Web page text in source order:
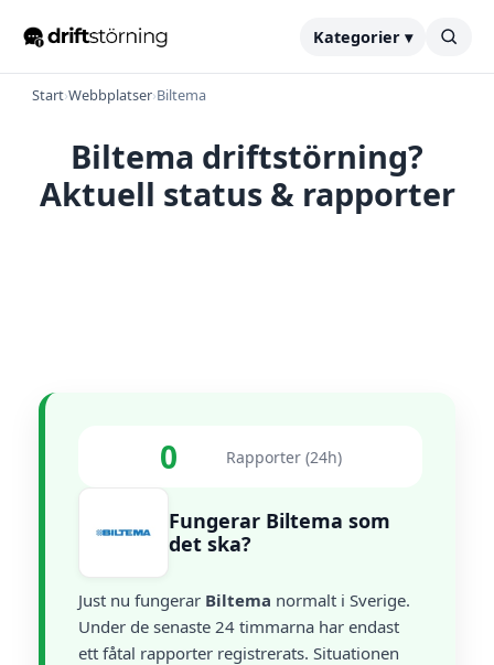
Kategorier ▾
Start›Webbplatser›Biltema
Biltema driftstörning?
Aktuell status & rapporter
0 Rapporter (24h)
Fungerar Biltema som
det ska?
Just nu fungerar Biltema normalt i Sverige.
Under de senaste 24 timmarna har endast
ett fåtal rapporter registrerats. Situationen